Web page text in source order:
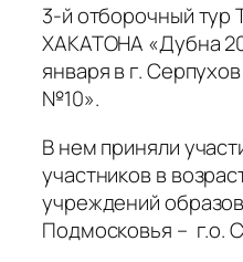
3-й отборочный тур
ХАКАТОНА «Дубна
января в г.
№10».
В нем приняли
участников в
учреждений
Подмосковья – г.о.